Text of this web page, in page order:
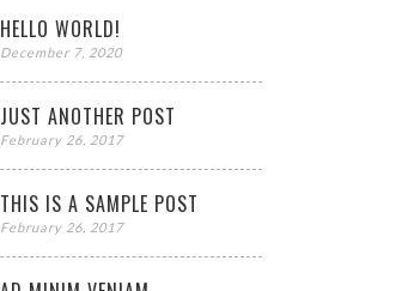
HELLO WORLD!
December 7, 2020
JUST ANOTHER POST
February 26, 2017
THIS IS A SAMPLE POST
February 26, 2017